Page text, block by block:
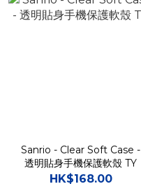
Sanrio - Clear Soft Case -
透明貼身手機保護軟殼 TY
HK$168.00